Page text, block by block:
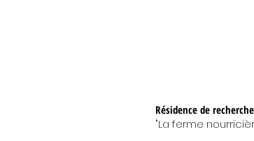
Résidence de
"La ferme